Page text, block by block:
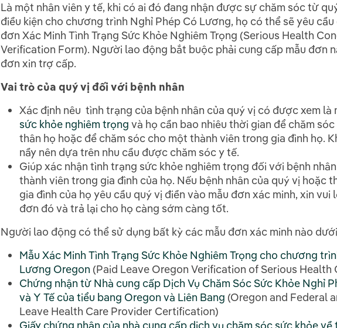
Là một nhân viên y tế, khi có ai đó đang nhận được sự chăm sóc từ
điều kiện cho chương trình Nghỉ Phép Có Lương, họ có thể sẽ yêu cầu
đơn Xác Minh Tình Trạng Sức Khỏe Nghiêm Trọng (Serious Health
Verification Form). Người lao động bắt buộc phải cung cấp mẫu đơn
đơn xin trợ cấp.
Vai trò của quý vị đối với bệnh nhân
Xác định nêu tình trạng của bệnh nhân của quý vị có được xem là
sức khỏe nghiêm trọng và họ cần bao nhiêu thời gian để chăm
thân họ hoặc để chăm sóc cho một thành viên trong gia đình họ.
nầy nên dựa trên nhu cầu được chăm sóc y tế.
Giúp xác nhận tình trạng sức khỏe nghiêm trọng đối với bệnh
thành viên trong gia đình của họ. Nếu bệnh nhân của quý vị hoặc
gia đình của họ yêu cầu quý vị điền vào mẫu đơn xác minh, xin vui
đơn đó và trả lại cho họ càng sớm càng tốt.
Người lao động có thể sử dụng bất kỳ các mẫu đơn xác minh nào
Mẫu Xác Minh Tình Trạng Sức Khỏe Nghiêm Trọng cho chương
Lương Oregon (Paid Leave Oregon Verification of Serious Health
Chứng nhận từ Nhà cung cấp Dịch Vụ Chăm Sóc Sức Khỏe Nghỉ
và Y Tế của tiểu bang Oregon và Liên Bang (Oregon and Federal
Leave Health Care Provider Certification)